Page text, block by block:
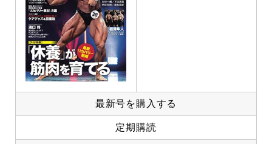
最新号を購入する
定期購読